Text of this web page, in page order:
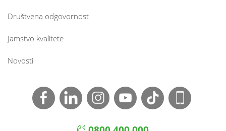
Društvena odgovornost
Jamstvo kvalitete
Novosti